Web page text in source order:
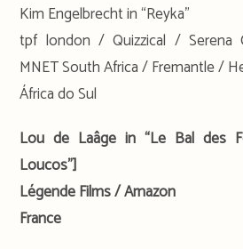
Kim Engelbrecht in “Reyka”
tpf london / Quizzical / Serena
MNET South Africa / Fremantle /
África do Sul
Lou de Laâge in “Le Bal des
Loucos”]
Légende Films / Amazon
France